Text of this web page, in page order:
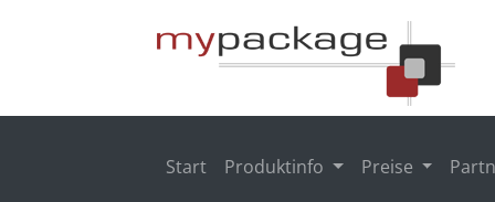
Start Produktinfo Preise